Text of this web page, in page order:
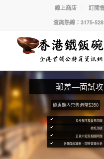
線上商店 訂閱
查詢熱線：3175-
投考程序及常見問題
自我介紹及相關問題
郵差—面試
優惠期內只售港幣$350
技能測試
各類面試題目、即時答題分析